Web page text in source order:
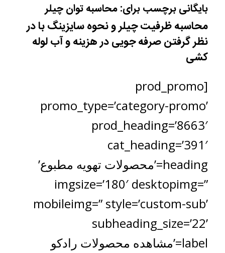
بایگانی برچسب برای:محاسبه توان چیلر
محاسبه ظرفیت چیلر و نحوه سایزینگ با در
نظر گرفتن صرفه جویی در هزینه و آب لوله
کشی
[prod_promo
promo_type=’category-promo’
prod_heading=’8663′
cat_heading=’391′
heading=’محصولات تهویه مطبوع’
imgsize=’180′ desktopimg=”
mobileimg=” style=’custom-sub’
subheading_size=’22’
label=’مشاهده محصولات رادکو